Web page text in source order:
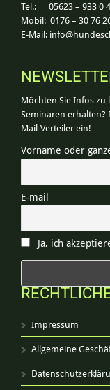
Tel.: 05623 – 933 0
Mobil: 0176 – 30 76
E-Mail:
Möchten Sie Infos
Seminaren erhalten?
Mail-Verteiler ein!
Vorname oder
E-mail
Ja, ich
Impressum
Allgemeine